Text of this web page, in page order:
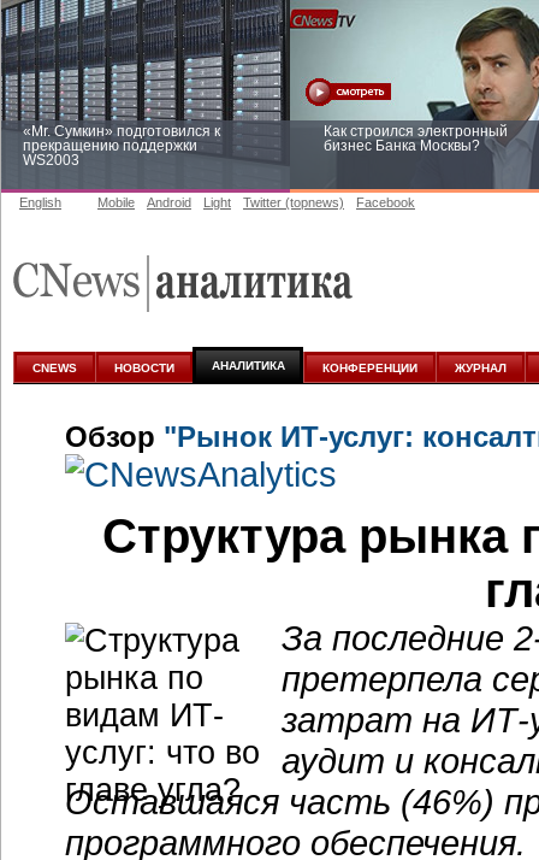
«Mr. Сумкин» подготовился к
прекращению поддержки
WS2003
Как строился электронный
бизнес Банка Москвы?
аналитике
English Mobile Android Light Twitter (topnews) Facebook
CNEWS НОВОСТИ АНАЛИТИКА КОНФЕРЕНЦИИ ЖУРНАЛ
Обзор "Рынок ИТ-услуг:
Структура рынка
За последние
претерпела
затрат на ИТ-
аудит и
Оставшаяся часть (46%)
программного обеспечения.